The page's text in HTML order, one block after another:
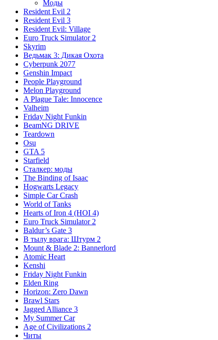
Моды
Resident Evil 2
Resident Evil 3
Resident Evil: Village
Euro Truck Simulator 2
Skyrim
Ведьмак 3: Дикая Охота
Cyberpunk 2077
Genshin Impact
People Playground
Melon Playground
A Plague Tale: Innocence
Valheim
Friday Night Funkin
BeamNG DRIVE
Teardown
Osu
GTA 5
Starfield
Сталкер: моды
The Binding of Isaac
Hogwarts Legacy
Simple Car Crash
World of Tanks
Hearts of Iron 4 (HOI 4)
Euro Truck Simulator 2
Baldur’s Gate 3
В тылу врага: Штурм 2
Mount & Blade 2: Bannerlord
Atomic Heart
Kenshi
Friday Night Funkin
Elden Ring
Horizon: Zero Dawn
Brawl Stars
Jagged Alliance 3
My Summer Car
Age of Civilizations 2
Читы